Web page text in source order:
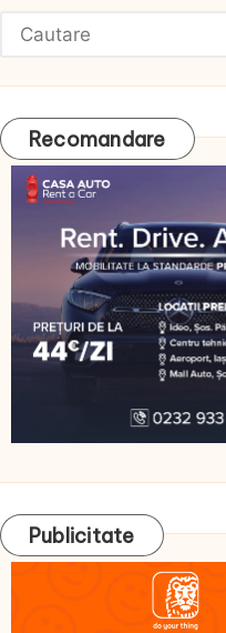
Recomandare
Publicitate